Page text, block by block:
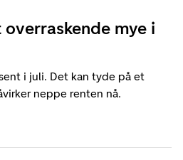
mye i
i juli. Det kan tyde på et
neppe renten nå.